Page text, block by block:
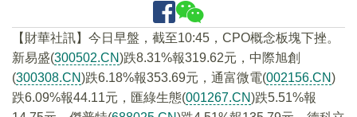
【財華社訊】今日早盤，截至10:45，CPO概念板塊下挫。
新易盛(300502.CN)跌8.31%報319.62元，中際旭創
(300308.CN)跌6.18%報353.69元，通富微電(002156.CN)
跌6.09%報44.11元，匯綠生態(001267.CN)跌5.51%報